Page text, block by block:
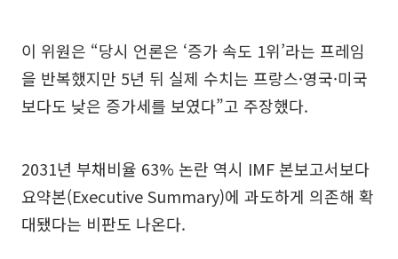
이 위원은 “당시 언론은 ‘증가 속도 1위’라는 프레임
을 반복했지만 5년 뒤 실제 수치는 프랑스·영국·미국
보다도 낮은 증가세를 보였다”고 주장했다.
2031년 부채비율 63% 논란 역시 IMF 본보고서보다
요약본(Executive Summary)에 과도하게 의존해 확
대됐다는 비판도 나온다.